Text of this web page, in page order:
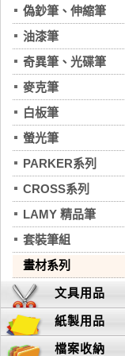
偽鈔筆、伸縮筆
油漆筆
奇異筆、光碟筆
麥克筆
白板筆
螢光筆
PARKER系列
CROSS系列
LAMY 精品筆
套裝筆組
畫材系列
文具用品
紙製用品
檔案收納